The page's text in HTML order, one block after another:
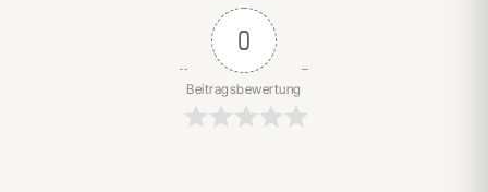
0
Beitragsbewertung